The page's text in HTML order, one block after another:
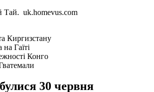
Тай. uk.homevus.com
Киргизстану
Гаїті
Конго
30 червня